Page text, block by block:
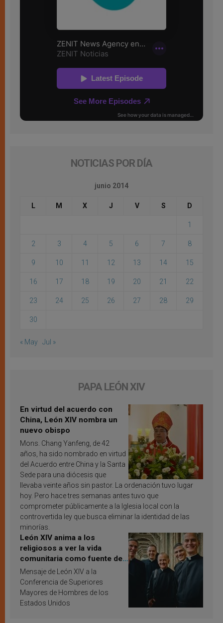
NOTICIAS POR DÍA
junio 2014
L M X J V S D
1
2 3 4 5 6 7 8
9 10 11 12 13 14 15
16 17 18 19 20 21 22
23 24 25 26 27 28 29
30
« May Jul »
PAPA LEÓN XIV
En virtud del acuerdo con
China, León XIV nombra un
nuevo obispo
Mons. Chang Yanfeng, de 42
años, ha sido nombrado en virtud
del Acuerdo entre China y la Santa
Sede para una diócesis que
llevaba veinte años sin pastor. La ordenación tuvo lugar
hoy. Pero hace tres semanas antes tuvo que
comprometer públicamente a la Iglesia local con la
controvertida ley que busca eliminar la identidad de las
minorías.
León XIV anima a los
religiosos a ver la vida
comunitaria como fuente de
inspiración y santificación
Mensaje de León XIV a la
Conferencia de Superiores
Mayores de Hombres de los
Estados Unidos